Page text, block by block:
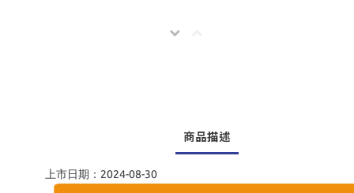
商品描述
上市日期：2024-08-30